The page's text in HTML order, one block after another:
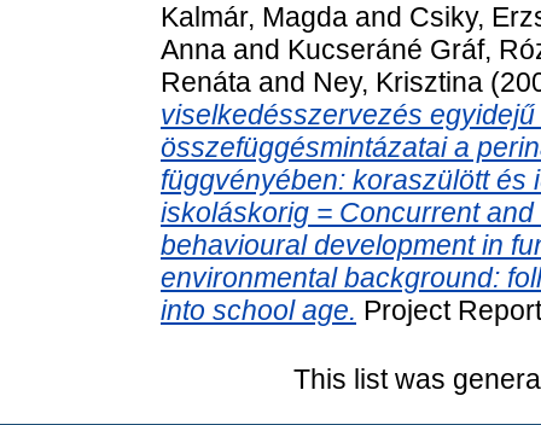
Kalmár, Magda and Csiky,
Anna and Kucseráné Gráf,
Renáta and Ney, Krisztina
viselkedésszervezés
összefüggésmintázatai a
függvényében: koraszülött
iskoláskorig = Concurrent
behavioural development in
environmental background:
into school age. Project
This list was